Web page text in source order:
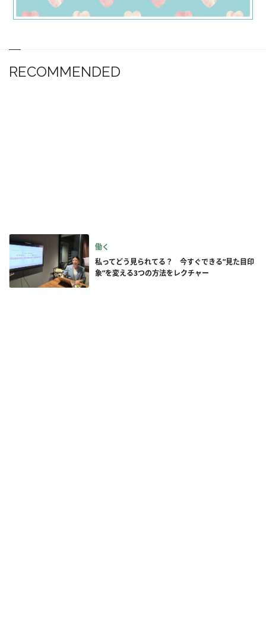
RECOMMENDED
働く
私ってどう見られてる？ 今すぐできる”見た目印
象”を変える3つの方法をレクチャー